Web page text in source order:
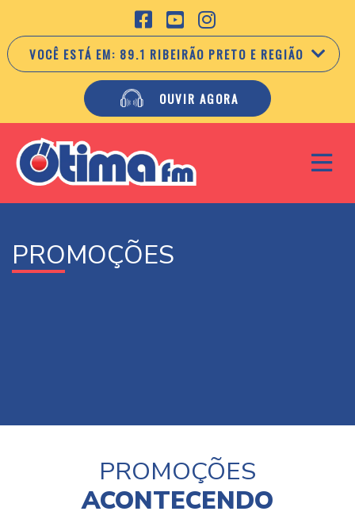
VOCÊ ESTÁ EM: 89.1 RIBEIRÃO PRETO E REGIÃO
OUVIR AGORA
PROMOÇÕES
PROMOÇÕES
ACONTECENDO